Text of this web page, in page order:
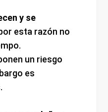
y se
esta razón no
un riesgo
es